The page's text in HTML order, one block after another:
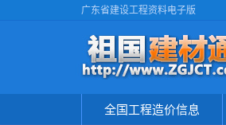
广东省建设工程资料电子版
全国工程造价信息